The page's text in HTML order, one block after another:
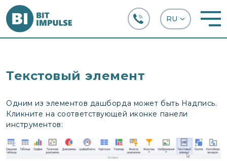
Текстовый элемент
Одним из элементов дашборда может быть Надпись.
Кликните на соответствующей иконке панели
инструментов: